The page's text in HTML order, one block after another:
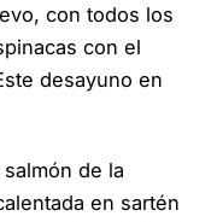
con todos los
con el
desayuno en
de la
en sartén